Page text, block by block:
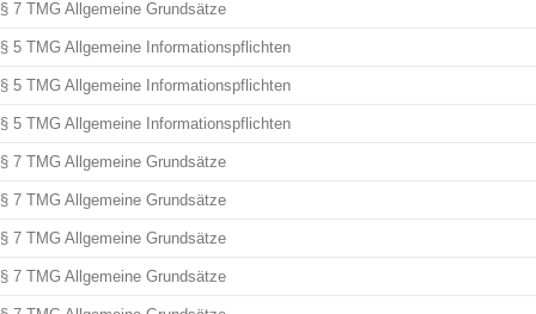
§ 7 TMG Allgemeine Grundsätze
§ 5 TMG Allgemeine Informationspflichten
§ 5 TMG Allgemeine Informationspflichten
§ 5 TMG Allgemeine Informationspflichten
§ 7 TMG Allgemeine Grundsätze
§ 7 TMG Allgemeine Grundsätze
§ 7 TMG Allgemeine Grundsätze
§ 7 TMG Allgemeine Grundsätze